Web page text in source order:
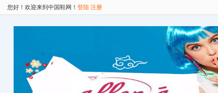
您好！欢迎来到中国鞋网！ 登陆 注册